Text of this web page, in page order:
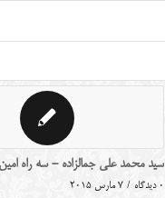
سید محمد علی جمالزاده - سه راه
0 دیدگاه / 7 مارس 2015